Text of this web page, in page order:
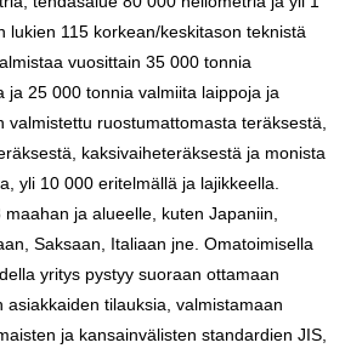
lukien 115 korkean/keskitason teknistä
vuosittain 35 000 tonnia
ja 25 000 tonnia valmiita laippoja ja
valmistettu ruostumattomasta teräksestä,
kaksivaiheteräksestä ja monista
yli 10 000 eritelmällä ja lajikkeella.
ja alueelle, kuten Japaniin,
Saksaan, Italiaan jne. Omatoimisella
yritys pystyy suoraan ottamaan
asiakkaiden tilauksia, valmistamaan
ja kansainvälisten standardien JIS,